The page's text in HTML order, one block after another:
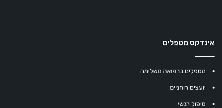
אינדקס מטפלים
מטפלים ברפואה משלימה
יועצים רוחניים
טיפול רגשי